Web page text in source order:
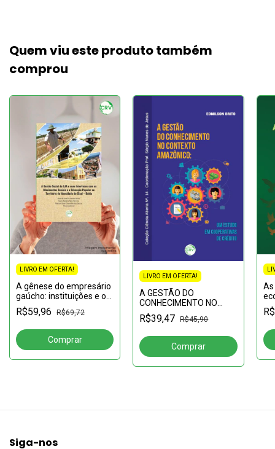
Quem viu este produto também
comprou
LIVRO EM OFERTA!
A gênese do empresário
gaúcho: instituições e o
modelo de construção
mental
R$59,96 R$69,72
LIVRO EM OFERTA!
A GESTÃO DO
CONHECIMENTO NO
CONTEXTO
AMAZÔNICO:um estudo
créditoCOLEÇÃO
CIÊNCIAS ABERTA, N° 14
R$39,47 R$45,90
As
Siga-nos